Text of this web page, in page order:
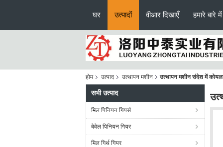
घर उत्पादों वीआर दिखाएँ हमारे बारे में
होम उत्पाद उत्थापन मशीन उत्थापन मशीन संदेश में
सभी उत्पाद
मिल पिनियन गियर्स
बेवेल पिनियन गियर
मिल गिर्थ गियर